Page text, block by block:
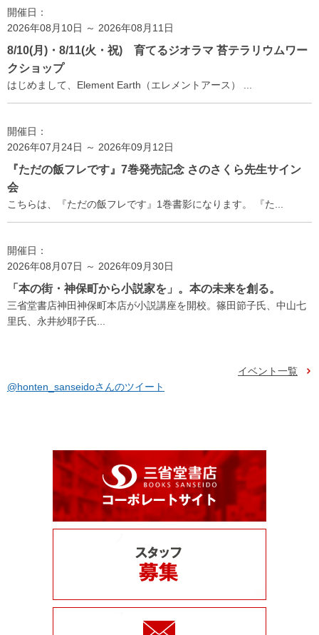
開催日：
2026年08月10日 ～ 2026年08月11日
8/10(月)・8/11(火・祝) 育てるジオラマ 苔テラリウムワー
クショップ
はじめまして、Element Earth（エレメントアース） ...
開催日：
2026年07月24日 ～ 2026年09月12日
『ただの飯フレです』7巻発売記念 さのさくら先生サイン
会
こちらは、『ただの飯フレです』1巻書影になります。 『た...
開催日：
2026年08月07日 ～ 2026年09月30日
「本の街・神保町から小説家を」。本の未来を創る。
三省堂書店神田神保町本店が小説講座を開校。篠田節子氏、中山七
里氏、永井紗耶子氏...
イベント一覧
@honten_sanseidoさんのツイート